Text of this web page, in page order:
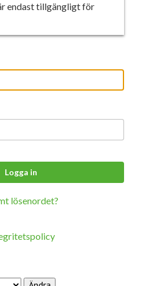
endast tillgängligt för
lösenordet?